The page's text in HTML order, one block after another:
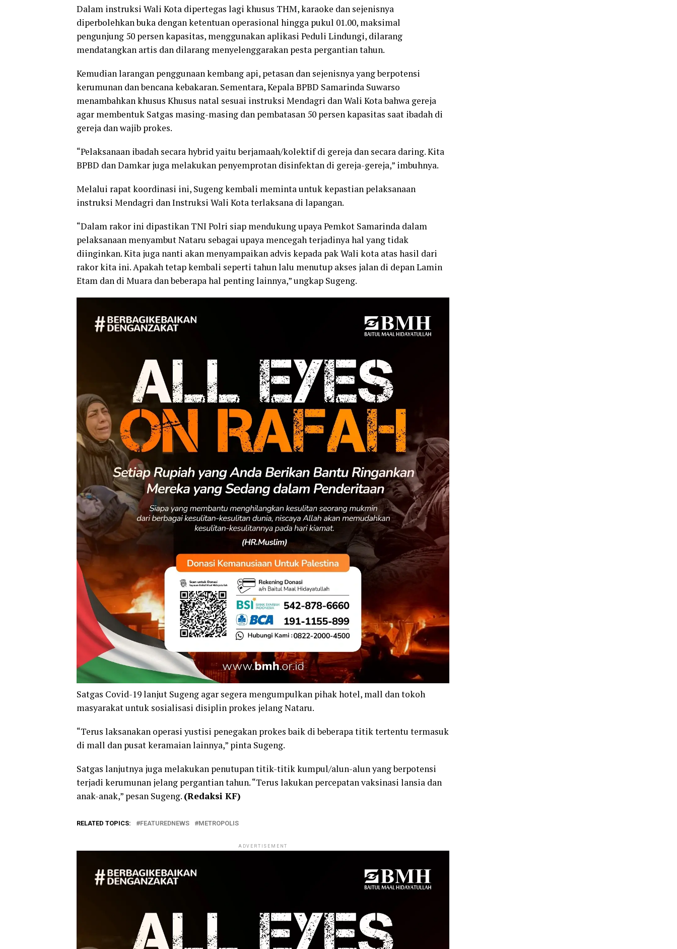
Dalam instruksi Wali Kota dipertegas lagi khusus THM, karaoke dan sejenisnya
diperbolehkan buka dengan ketentuan operasional hingga pukul 01.00, maksimal
pengunjung 50 persen kapasitas, menggunakan aplikasi Peduli Lindungi, dilarang
mendatangkan artis dan dilarang menyelenggarakan pesta pergantian tahun.
Kemudian larangan penggunaan kembang api, petasan dan sejenisnya yang berpotensi
kerumunan dan bencana kebakaran. Sementara, Kepala BPBD Samarinda Suwarso
menambahkan khusus Khusus natal sesuai instruksi Mendagri dan Wali Kota bahwa gereja
agar membentuk Satgas masing-masing dan pembatasan 50 persen kapasitas saat ibadah di
gereja dan wajib prokes.
“Pelaksanaan ibadah secara hybrid yaitu berjamaah/kolektif di gereja dan secara daring. Kita
BPBD dan Damkar juga melakukan penyemprotan disinfektan di gereja-gereja,” imbuhnya.
Melalui rapat koordinasi ini, Sugeng kembali meminta untuk kepastian pelaksanaan
instruksi Mendagri dan Instruksi Wali Kota terlaksana di lapangan.
“Dalam rakor ini dipastikan TNI Polri siap mendukung upaya Pemkot Samarinda dalam
pelaksanaan menyambut Nataru sebagai upaya mencegah terjadinya hal yang tidak
diinginkan. Kita juga nanti akan menyampaikan advis kepada pak Wali kota atas hasil dari
rakor kita ini. Apakah tetap kembali seperti tahun lalu menutup akses jalan di depan Lamin
Etam dan di Muara dan beberapa hal penting lainnya,” ungkap Sugeng.
Satgas Covid-19 lanjut Sugeng agar segera mengumpulkan pihak hotel, mall dan tokoh
masyarakat untuk sosialisasi disiplin prokes jelang Nataru.
“Terus laksanakan operasi yustisi penegakan prokes baik di beberapa titik tertentu termasuk
di mall dan pusat keramaian lainnya,” pinta Sugeng.
Satgas lanjutnya juga melakukan penutupan titik-titik kumpul/alun-alun yang berpotensi
terjadi kerumunan jelang pergantian tahun. “Terus lakukan percepatan vaksinasi lansia dan
anak-anak,” pesan Sugeng. (Redaksi KF)
RELATED TOPICS: FEATUREDNEWS METROPOLIS
ADVERTISEMENT